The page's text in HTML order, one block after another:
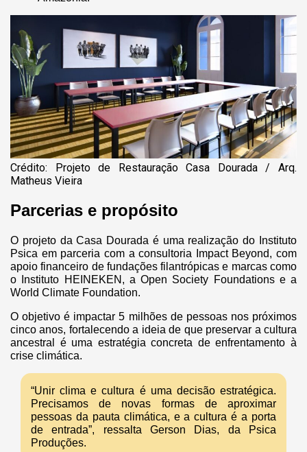
Crédito: Projeto de Restauração Casa Dourada / Arq.
Matheus Vieira
Parcerias e propósito
O projeto da Casa Dourada é uma realização do Instituto
Psica em parceria com a consultoria Impact Beyond, com
apoio financeiro de fundações filantrópicas e marcas como
o Instituto HEINEKEN, a Open Society Foundations e a
World Climate Foundation.
O objetivo é impactar 5 milhões de pessoas nos próximos
cinco anos, fortalecendo a ideia de que preservar a cultura
ancestral é uma estratégia concreta de enfrentamento à
crise climática.
“Unir clima e cultura é uma decisão estratégica.
Precisamos de novas formas de aproximar
pessoas da pauta climática, e a cultura é a porta
de entrada”, ressalta Gerson Dias, da Psica
Produções.